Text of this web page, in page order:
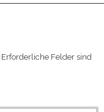
Erforderliche Felder sind